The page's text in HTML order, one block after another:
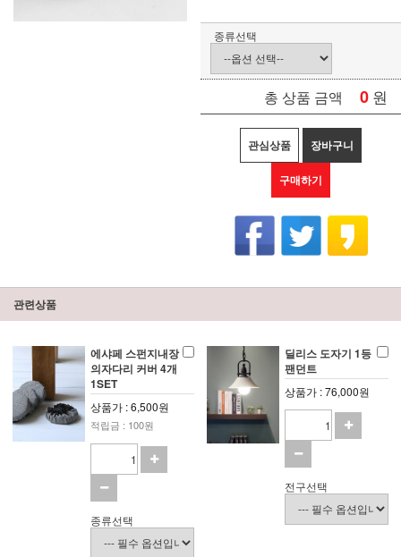
종류선택
총 상품 금액 0 원
관심상품 장바구니
구매하기
관련상품
에샤페 스펀지내장
의자다리 커버 4개
1SET
상품가 : 6,500원
적립금 : 100원
종류선택
딜리스 도자기 1등
팬던트
상품가 : 76,000원
전구선택